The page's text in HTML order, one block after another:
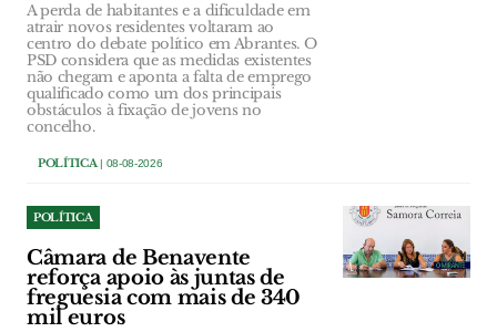
A perda de habitantes e a dificuldade em
atrair novos residentes voltaram ao
centro do debate político em Abrantes. O
PSD considera que as medidas existentes
não chegam e aponta a falta de emprego
qualificado como um dos principais
obstáculos à fixação de jovens no
concelho.
POLÍTICA| 08-08-2026
POLÍTICA
Câmara de Benavente
reforça apoio às juntas de
freguesia com mais de 340
mil euros